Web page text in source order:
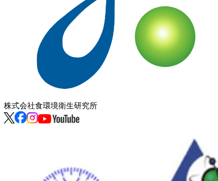
株式会社食環境衛生研究所